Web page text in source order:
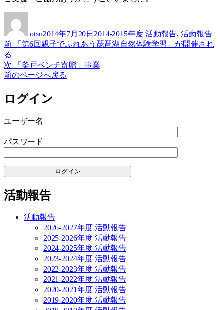
者
otsu日:
2014年7月20日ゴ
リ
2014-2015年度 活動報告, 活動報告
投
稿
ナ
ビ
ー
シ
ョ
ン
前
前
投
稿:
「第6回親子でふれあう琵琶湖自然体験学習」が開催され
る
次
次
の
稿:
「釜戸ベンチ寄贈」事業
前のページへ戻る
ログイン
ユーザー名
パスワード
活動報告
活動報告
2026-2027年度 活動報告
2025-2026年度 活動報告
2024-2025年度 活動報告
2023-2024年度 活動報告
2022-2023年度 活動報告
2021-2022年度 活動報告
2020-2021年度 活動報告
2019-2020年度 活動報告